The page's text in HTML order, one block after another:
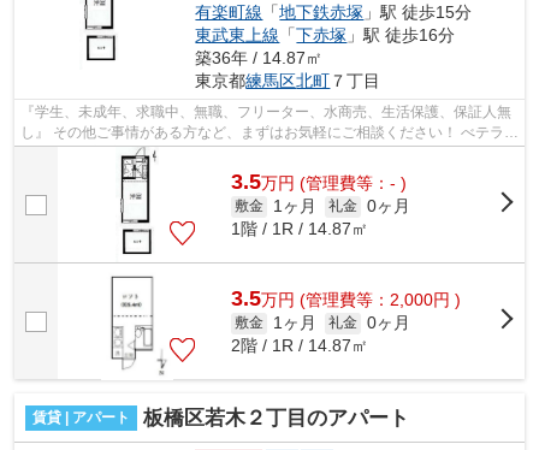
有楽町線 「地下鉄赤塚 」駅 徒歩15分
東武東上線 「下赤塚 」駅 徒歩16分
築36年 / 14.87㎡
東京都練馬区北町 ７丁目
『学生、未成年、求職中、無職、フリーター、水商売、生活保護、保証人無
し』 その他ご事情がある方など、まずはお気軽にご相談ください！ べテラン
スタッフが対応致しますのでご希望...
3.5万円 (管理費等：- )
敷金 1ヶ月 礼金 0ヶ月
1階 / 1R / 14.87㎡
3.5万円 (管理費等：2,000円 )
敷金 1ヶ月 礼金 0ヶ月
2階 / 1R / 14.87㎡
賃貸 | アパート 板橋区若木２丁目のアパート